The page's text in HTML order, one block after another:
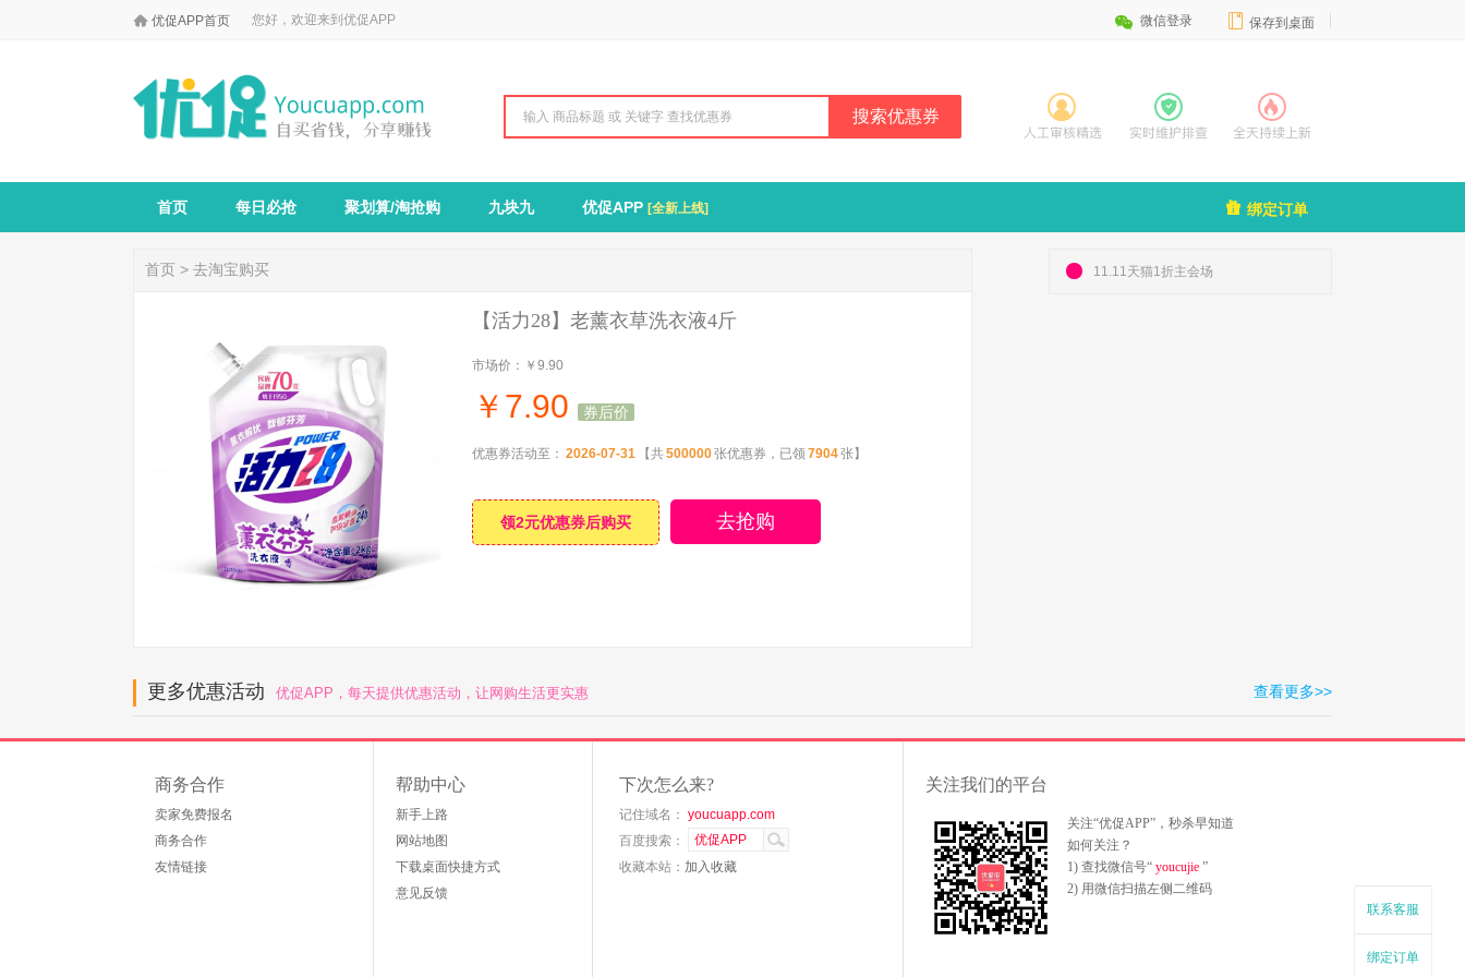
 优促APP首页 您好，欢迎来到优促APP  微信登录  保存到桌面
搜索优惠券
首页 每日必抢 聚划算/淘抢购 九块九 优促APP [全新上线]  绑定订单
首页 > 去淘宝购买
【活力28】老薰衣草洗衣液4斤
市场价： ￥9.90
￥ 7.90 券后价
优惠券活动至： 2026-07-31 【共500000张优惠券，已领 7904张】
领2元优惠券后购买 去抢购
11.11天猫1折主会场
更多优惠活动 优促APP，每天提供优惠活动，让网购生活更实惠 查看更多>>
联系客服
绑定订单
商务合作
卖家免费报名
商务合作
友情链接
帮助中心
新手上路
网站地图
下载桌面快捷方式
意见反馈
下次怎么来?
记住域名： youcuapp.com
百度搜索：
收藏本站： 加入收藏
关注我们的平台
关注“优促APP”，秒杀早知道
如何关注？
1) 查找微信号“ youcujie ”
2) 用微信扫描左侧二维码